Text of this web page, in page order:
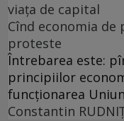
viața de capital
Cînd economia
proteste
Întrebarea este:
principiilor
funcționarea
Constantin